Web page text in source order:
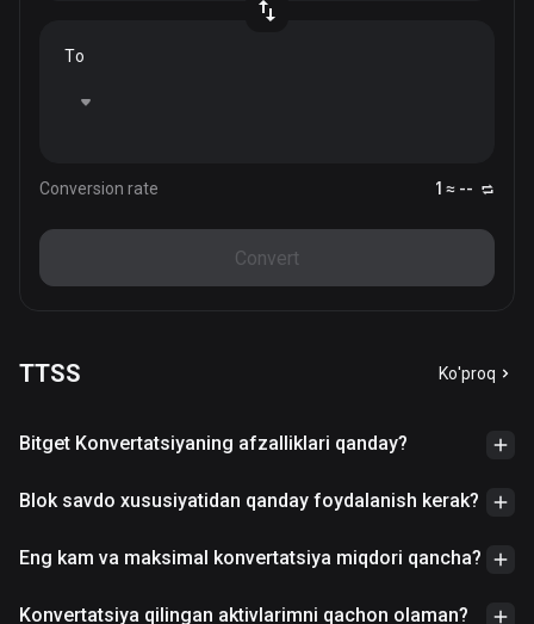
To
Conversion rate 1 ≈ --
Convert
TTSS Ko'proq
Bitget Konvertatsiyaning afzalliklari qanday?
Blok savdo xususiyatidan qanday foydalanish kerak?
Eng kam va maksimal konvertatsiya miqdori qancha?
Konvertatsiya qilingan aktivlarimni qachon olaman?